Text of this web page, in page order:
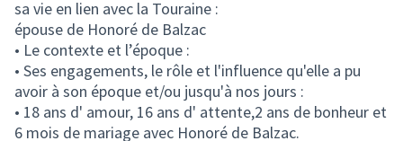
sa vie en lien avec la Touraine :
épouse de Honoré de Balzac
• Le contexte et l’époque :
• Ses engagements, le rôle et l'influence qu'elle a pu
avoir à son époque et/ou jusqu'à nos jours :
• 18 ans d' amour, 16 ans d' attente,2 ans de bonheur et
6 mois de mariage avec Honoré de Balzac.